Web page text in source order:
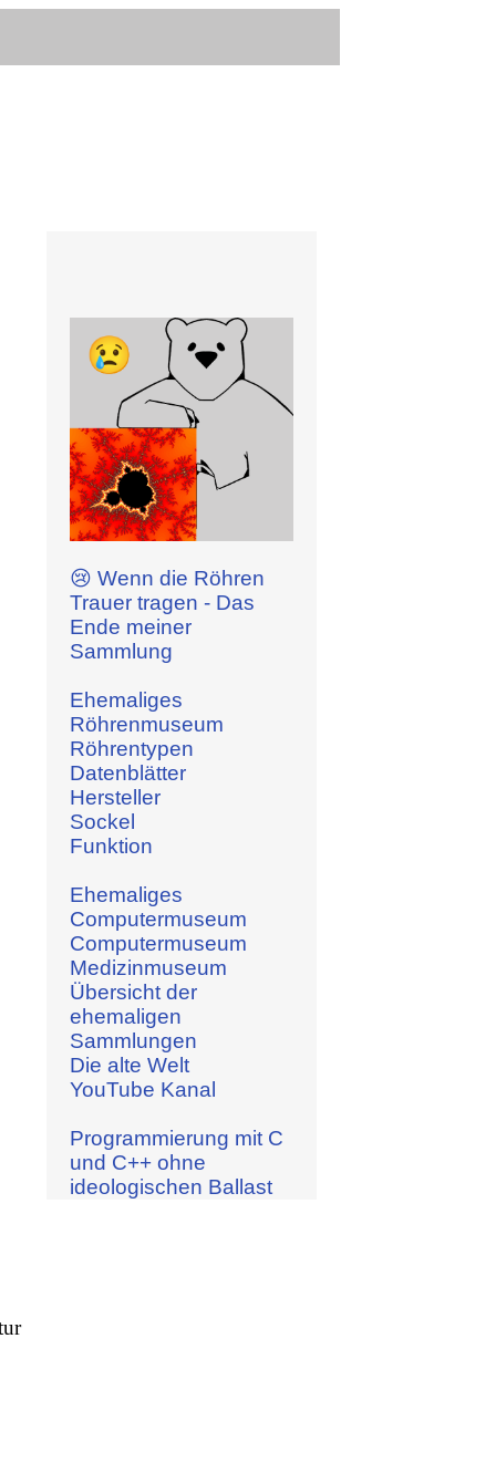
😢 Wenn die Röhren
Trauer tragen - Das
Ende meiner
Sammlung
Ehemaliges
Röhrenmuseum
Röhrentypen
Datenblätter
Hersteller
Sockel
Funktion
Ehemaliges
Computermuseum
Computermuseum
Medizinmuseum
Übersicht der
ehemaligen
Sammlungen
Die alte Welt
YouTube Kanal
Programmierung mit C
und C++ ohne
ideologischen Ballast